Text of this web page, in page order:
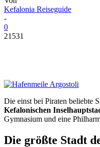
Kefalonia Reiseguide
-
0
21531
Die einst bei Piraten beliebte
Kefalonischen
Gymnasium und eine
Die größte Stadt